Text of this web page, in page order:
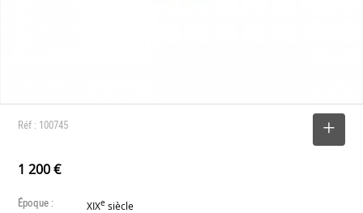
Réf : 100745
1 200 €
Époque : XIXe siècle